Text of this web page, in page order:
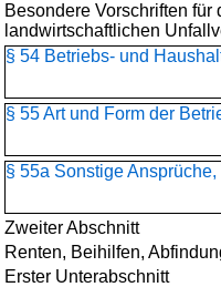
Besondere Vorschriften für
landwirtschaftlichen
§ 54 Betriebs- und
§ 55 Art und Form der
§ 55a Sonstige
Zweiter Abschnitt
Renten, Beihilfen,
Erster Unterabschnitt